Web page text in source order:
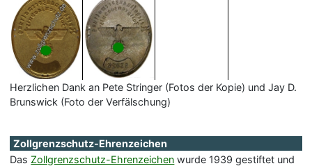
Herzlichen Dank an Pete Stringer (Fotos der Kopie) und Jay D.
Brunswick (Foto der Verfälschung)
Zollgrenzschutz-Ehrenzeichen
DasZollgrenzschutz-Ehrenzeichen wurde 1939 gestiftet und